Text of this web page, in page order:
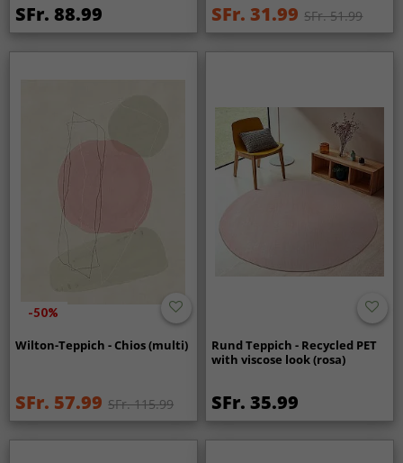
SFr. 88.99 SFr. 31.99 SFr. 51.99
-50%
Wilton-Teppich - Chios (multi)
SFr. 57.99 SFr. 115.99
Rund Teppich - Recycled PET
with viscose look (rosa)
SFr. 35.99